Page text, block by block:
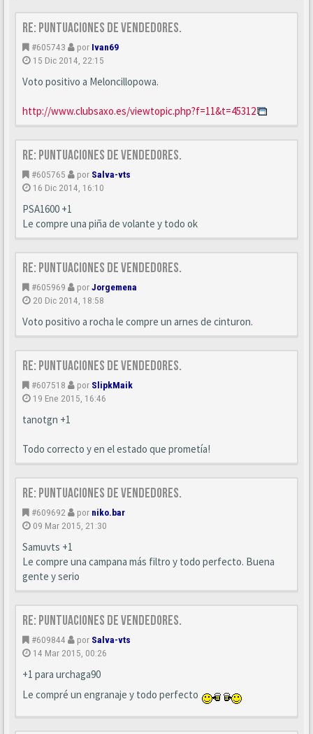
Re: Puntuaciones de vendedores.
#605743 por Ivan69
15 Dic 2014, 22:15
Voto positivo a Meloncillopowa.
http://www.clubsaxo.es/viewtopic.php?f=11&t=45312
Re: Puntuaciones de vendedores.
#605765 por Salva-vts
16 Dic 2014, 16:10
PSA1600 +1
Le compre una piña de volante y todo ok
Re: Puntuaciones de vendedores.
#605969 porJorgemena
20 Dic 2014, 18:58
Voto positivo a rocha le compre un arnes de cinturon.
Re: Puntuaciones de vendedores.
#607518 por SlipkMaik
19 Ene 2015, 16:46
tanotgn +1
Todo correcto y en el estado que prometía!
Re: Puntuaciones de vendedores.
#609692 por niko.bar
09 Mar 2015, 21:30
Samuvts +1
Le compre una campana más filtro y todo perfecto. Buena
gente y serio
Re: Puntuaciones de vendedores.
#609844 por Salva-vts
14 Mar 2015, 00:26
+1 para urchaga90
Le compré un engranaje y todo perfecto